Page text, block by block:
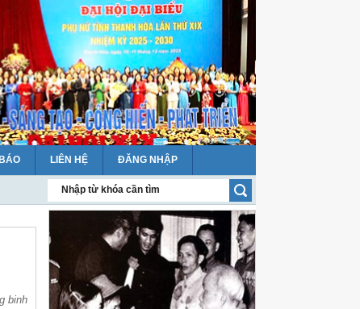
LIÊN HỆ ĐĂNG NHẬP
binh